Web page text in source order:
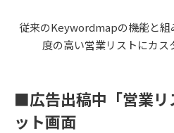
従来のKeywordmapの機能と組
度の高い営業リストにカス
■広告出稿中「営業リ
ット画面